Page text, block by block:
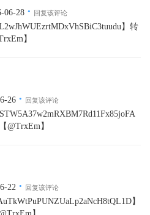
06-28 · 回复该评论
】转
】
26 · 回复该评论
@TrxEm】
22 · 回复该评论
】
】